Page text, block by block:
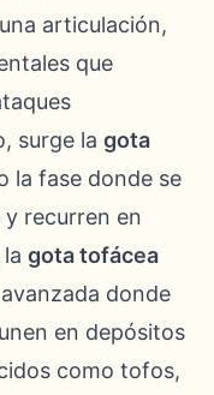
articulación,
que
surge la gota
la fase donde se
recurren en
gota tofácea
donde
en depósitos
como tofos,